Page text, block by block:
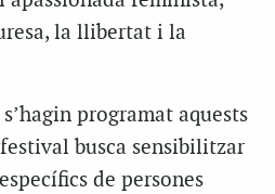
la llibertat i la
programat aquests
busca sensibilitzar
de persones